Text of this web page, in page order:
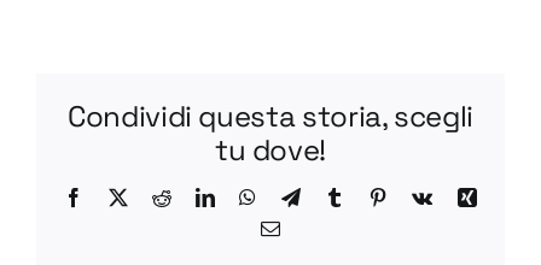
Condividi questa storia, scegli
tu dove!
Facebook
X RedditLinkedInWhatsApp
TelegramTumblr Pinterest
Vk
Xing
Email